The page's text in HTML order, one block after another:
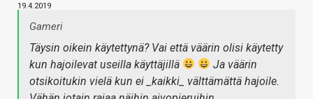
19.4.2019
Gameri
Täysin oikein käytettynä? Vai että väärin olisi käytetty
kun hajoilevat useilla käyttäjillä
Ja väärin
otsikoitukin vielä kun ei _kaikki_ välttämättä hajoile.